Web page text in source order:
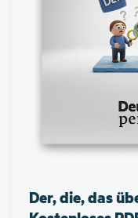
Der, die, das